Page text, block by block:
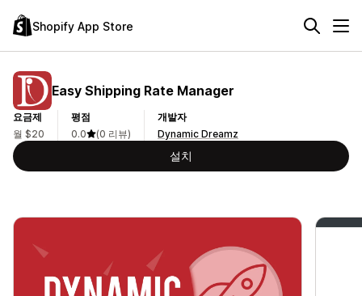
Shopify App Store
Easy Shipping Rate Manager
요금제
월 $20
평점
0.0
(0 리뷰)
개발자
Dynamic Dreamz
설치